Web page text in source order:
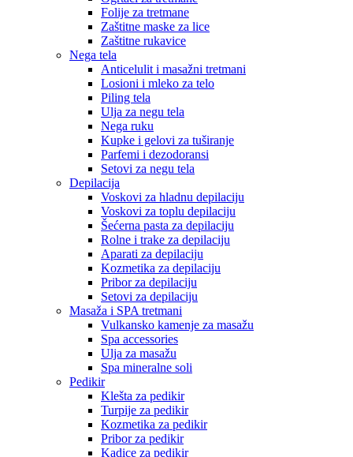
Folije za tretmane
Zaštitne maske za lice
Zaštitne rukavice
Nega tela
Anticelulit i masažni tretmani
Losioni i mleko za telo
Piling tela
Ulja za negu tela
Nega ruku
Kupke i gelovi za tuširanje
Parfemi i dezodoransi
Setovi za negu tela
Depilacija
Voskovi za hladnu depilaciju
Voskovi za toplu depilaciju
Šećerna pasta za depilaciju
Rolne i trake za depilaciju
Aparati za depilaciju
Kozmetika za depilaciju
Pribor za depilaciju
Setovi za depilaciju
Masaža i SPA tretmani
Vulkansko kamenje za masažu
Spa accessories
Ulja za masažu
Spa mineralne soli
Pedikir
Klešta za pedikir
Turpije za pedikir
Kozmetika za pedikir
Pribor za pedikir
Kadice za pedikir